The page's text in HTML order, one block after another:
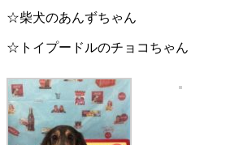
☆柴犬のあんずちゃん
☆トイプードルのチョコちゃん